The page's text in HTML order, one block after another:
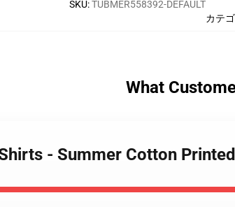
SKU:TUBMER558392-DEFAULT
カテ
What
- Summer Cotton